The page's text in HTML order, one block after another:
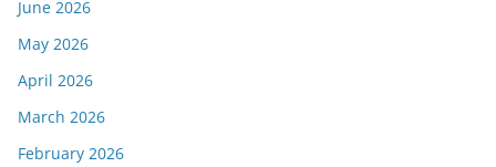
June 2026
May 2026
April 2026
March 2026
February 2026